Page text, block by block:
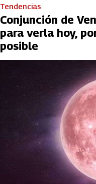
Tendencias
Conjunción de
para verla hoy,
posible